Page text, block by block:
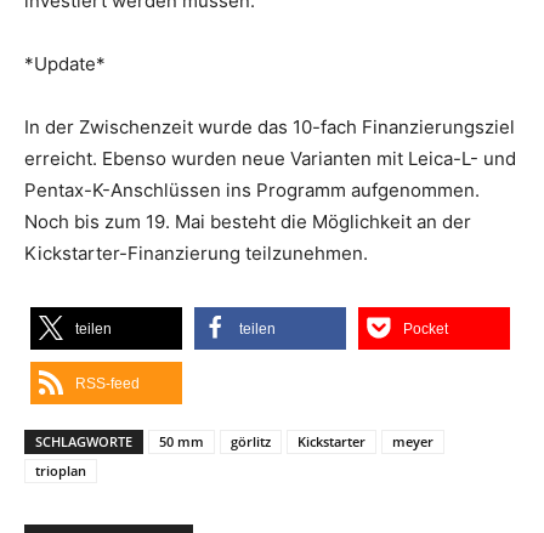
*Update*
In der Zwischenzeit wurde das 10-fach Finanzierungsziel
erreicht. Ebenso wurden neue Varianten mit Leica-L- und
Pentax-K-Anschlüssen ins Programm aufgenommen.
Noch bis zum 19. Mai besteht die Möglichkeit an der
Kickstarter-Finanzierung teilzunehmen.
teilen teilen Pocket
RSS-feed
SCHLAGWORTE 50 mm görlitz Kickstarter
meyer
trioplan